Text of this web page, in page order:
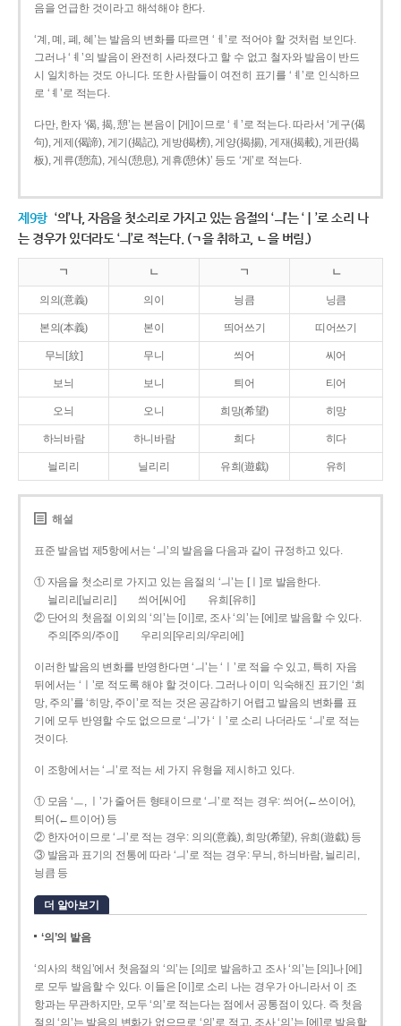
음을 언급한 것이라고 해석해야 한다.
‘계, 몌, 폐, 혜’는 발음의 변화를 따르면 ‘ㅔ’로 적어야 할 것처럼 보인다.
그러나 ‘ㅖ’의 발음이 완전히 사라졌다고 할 수 없고 철자와 발음이 반드
시 일치하는 것도 아니다. 또한 사람들이 여전히 표기를 ‘ㅖ’로 인식하므
로 ‘ㅖ’로 적는다.
다만, 한자 ‘偈, 揭, 憩’는 본음이 [게]이므로 ‘ㅔ’로 적는다. 따라서 ‘게구(偈
句), 게제(偈諦), 게기(揭記), 게방(揭榜), 게양(揭揚), 게재(揭載), 게판(揭
板), 게류(憩流), 게식(憩息), 게휴(憩休)’ 등도 ‘게’로 적는다.
제9항 ‘의’나, 자음을 첫소리로 가지고 있는 음절의 ‘ㅢ’는 ‘ㅣ’로 소리 나
는 경우가 있더라도 ‘ㅢ’로 적는다. (ㄱ을 취하고, ㄴ을 버림.)
ㄱ ㄴ ㄱ ㄴ
의의(意義) 의이 닁큼 닝큼
본의(本義) 본이 띄어쓰기 띠어쓰기
무늬[紋] 무니 씌어 씨어
보늬 보니 틔어 티어
오늬 오니 희망(希望) 히망
하늬바람 하니바람 희다 히다
늴리리 닐리리 유희(遊戱) 유히
해설
표준 발음법 제5항에서는 ‘ㅢ’의 발음을 다음과 같이 규정하고 있다.
① 자음을 첫소리로 가지고 있는 음절의 ‘ㅢ’는 [ㅣ]로 발음한다.
늴리리[닐리리]
씌어[씨어]
유희[유히]
② 단어의 첫음절 이외의 ‘의’는 [이]로, 조사 ‘의’는 [에]로 발음할 수 있다.
주의[주의/주이]
우리의[우리의/우리에]
이러한 발음의 변화를 반영한다면 ‘ㅢ’는 ‘ㅣ’로 적을 수 있고, 특히 자음
뒤에서는 ‘ㅣ’로 적도록 해야 할 것이다. 그러나 이미 익숙해진 표기인 ‘희
망, 주의’를 ‘히망, 주이’로 적는 것은 공감하기 어렵고 발음의 변화를 표
기에 모두 반영할 수도 없으므로 ‘ㅢ’가 ‘ㅣ’로 소리 나더라도 ‘ㅢ’로 적는
것이다.
이 조항에서는 ‘ㅢ’로 적는 세 가지 유형을 제시하고 있다.
① 모음 ‘ㅡ, ㅣ’가 줄어든 형태이므로 ‘ㅢ’로 적는 경우: 씌어(←쓰이어),
틔어(←트이어) 등
② 한자어이므로 ‘ㅢ’로 적는 경우: 의의(意義), 희망(希望), 유희(遊戱) 등
③ 발음과 표기의 전통에 따라 ‘ㅢ’로 적는 경우: 무늬, 하늬바람, 늴리리,
닁큼 등
더 알아보기
‘의’의 발음
‘의사의 책임’에서 첫음절의 ‘의’는 [의]로 발음하고 조사 ‘의’는 [의]나 [에]
로 모두 발음할 수 있다. 이들은 [이]로 소리 나는 경우가 아니라서 이 조
항과는 무관하지만, 모두 ‘의’로 적는다는 점에서 공통점이 있다. 즉 첫음
절의 ‘의’는 발음의 변화가 없으므로 ‘의’로 적고, 조사 ‘의’는 [에]로 발음할